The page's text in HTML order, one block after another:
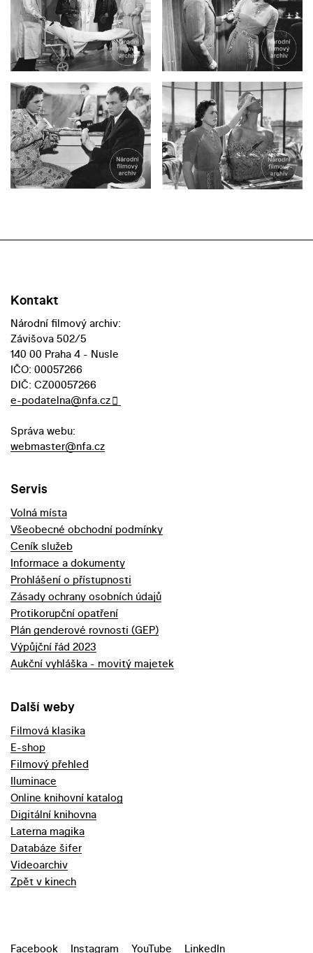
Kontakt
Národní filmový archiv:
Závišova 502/5
140 00 Praha 4 - Nusle
IČO: 00057266
DIČ: CZ00057266
e-podatelna@nfa.cz
Správa webu:
webmaster@nfa.cz
Servis
Volná místa
Všeobecné obchodní podmínky
Ceník služeb
Informace a dokumenty
Prohlášení o přístupnosti
Zásady ochrany osobních údajů
Protikorupční opatření
Plán genderové rovnosti (GEP)
Výpůjční řád 2023
Aukční vyhláška - movitý majetek
Další weby
Filmová klasika
E-shop
Filmový přehled
Iluminace
Online knihovní katalog
Digitální knihovna
Laterna magika
Databáze šifer
Videoarchiv
Zpět v kinech
Facebook Instagram YouTube LinkedIn